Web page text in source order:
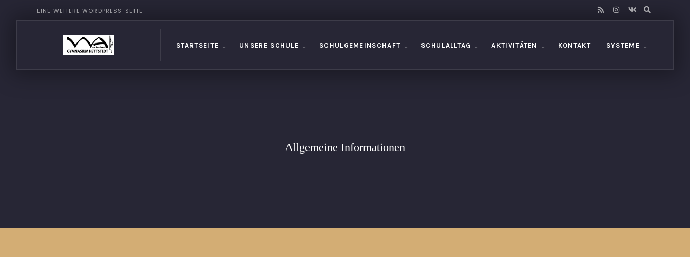
EINE WEITERE WORDPRESS-SEITE
STARTSEITE UNSERE SCHULE SCHULGEMEINSCHAFT SCHULALLTAG AKTIVITÄTEN KONTAKT SYSTEME
Allgemeine Informationen